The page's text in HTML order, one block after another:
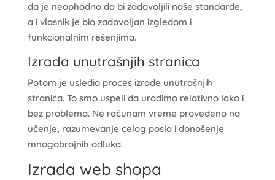
da je neophodno da bi zadovoljili naše standarde,
a i vlasnik je bio zadovoljan izgledom i
funkcionalnim rešenjima.
Izrada unutrašnjih stranica
Potom je usledio proces izrade unutrašnjih
stranica. To smo uspeli da uradimo relativno lako i
bez problema. Ne računam vreme provedeno na
učenje, razumevanje celog posla i donošenje
mnogobrojnih odluka.
Izrada web shopa